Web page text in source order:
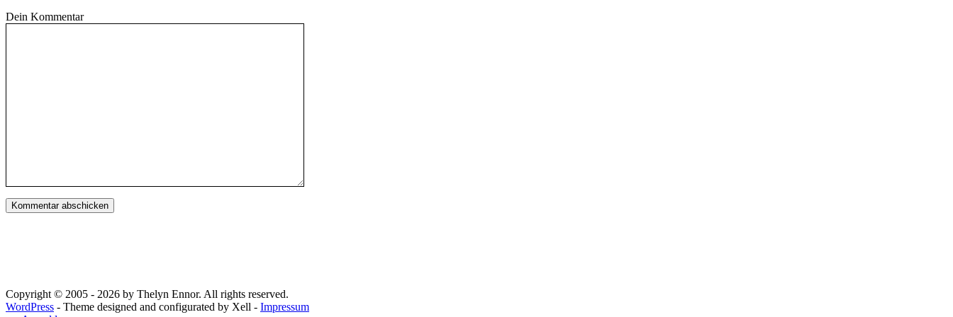
Dein Kommentar
Copyright © 2005 - 2026 by Thelyn Ennor. All rights reserved.
WordPress - Theme designed and configurated by Xell - Impressum